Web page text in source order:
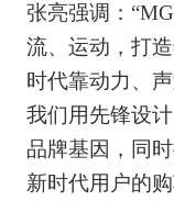
张亮强调：
流、运动，打
时代靠动力、
我们用先锋设
品牌基因，同
新时代用户的